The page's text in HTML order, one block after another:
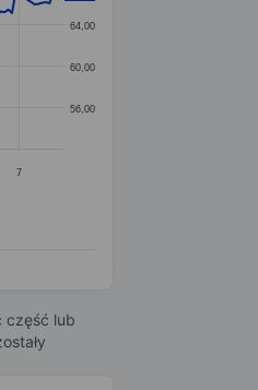
7
56,00
60,00
64,00
część lub